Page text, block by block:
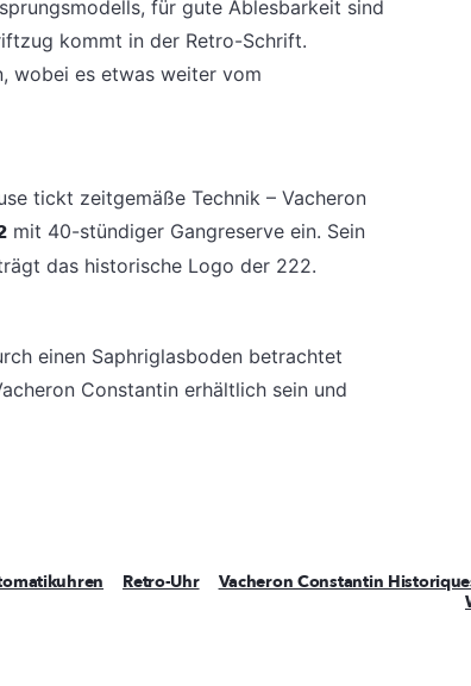
für gute Ablesbarkeit sind
kommt in der Retro-Schrift.
wobei es etwas weiter vom
tickt zeitgemäße Technik – Vacheron
mit 40-stündiger Gangreserve ein. Sein
das historische Logo der 222.
einen Saphriglasboden betrachtet
Constantin erhältlich sein und
Retro-Uhr Vacheron Constantin